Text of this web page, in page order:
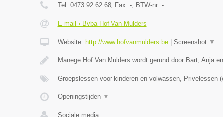
Tel: 0473 92 62 68, Fax: -, BTW-nr: -
E-mail › Bvba Hof Van Mulders
Website: http://www.hofvanmulders.be| Screenshot ▼
Manege Hof Van Mulders wordt gerund door Bart, Anja
Groepslessen voor kinderen en volwassen, Privelessen
Openingstijden ▼
Sociale media: